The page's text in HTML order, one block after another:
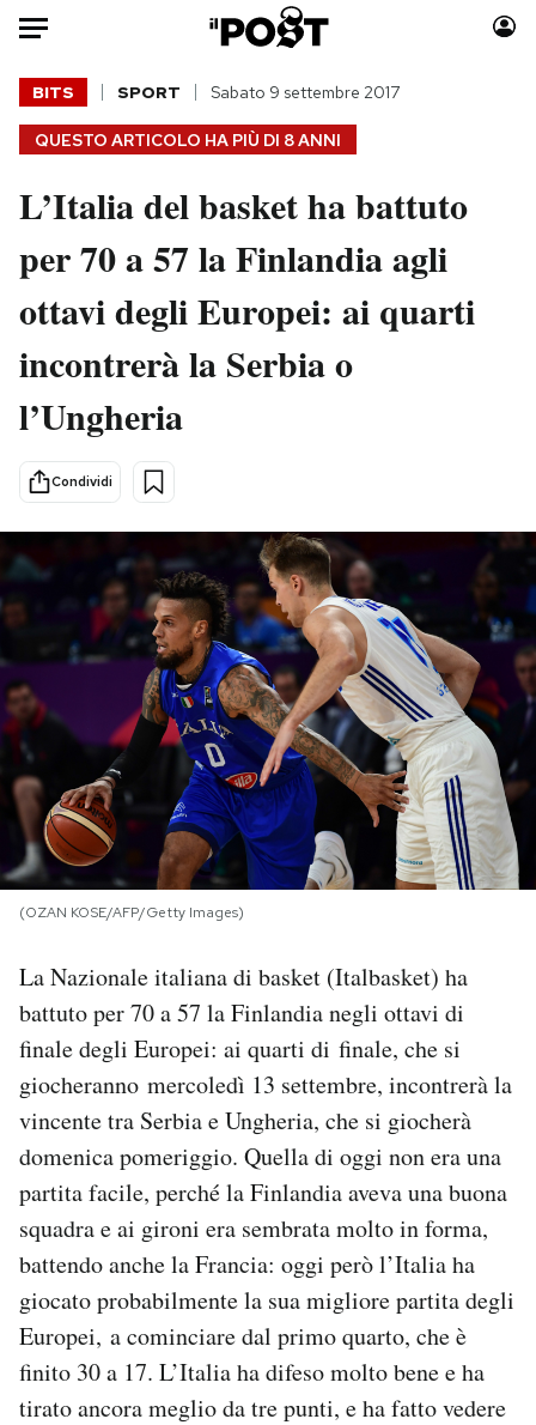
Auto
HOME
Italia
Politica
Tecnologia
Scienza
Cultura
Economia
Sport
Moda
Consumismi
Storie/Idee
Ok Boomer!
Media
PODCAST
NEWSLETTER
I MIEI PREFERITI
SHOP
AREA PERSONALE
Area Personale
Newsletter
Notifiche mobile
Regala il Post
Hai bisogno di aiuto?
Esci
QUESTO ARTICOLO HA PIÙ DI 8 ANNI
BITS SPORT Sabato 9 settembre 2017
L’Italia del basket ha battuto
per 70 a 57 la Finlandia agli
ottavi degli Europei: ai quarti
incontrerà la Serbia o
l’Ungheria
Condividi
(OZAN KOSE/AFP/Getty Images)
La Nazionale italiana di basket (Italbasket) ha
battuto per 70 a 57 la Finlandia negli ottavi di
finale degli Europei: ai quarti di finale, che si
giocheranno mercoledì 13 settembre, incontrerà la
vincente tra Serbia e Ungheria, che si giocherà
domenica pomeriggio. Quella di oggi non era una
partita facile, perché la Finlandia aveva una buona
squadra e ai gironi era sembrata molto in forma,
battendo anche la Francia: oggi però l’Italia ha
giocato probabilmente la sua migliore partita degli
Europei, a cominciare dal primo quarto, che è
finito 30 a 17. L’Italia ha difeso molto bene e ha
tirato ancora meglio da tre punti, e ha fatto vedere